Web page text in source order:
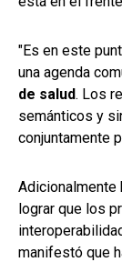
"Es en este
una agenda
de salud. Los
semánticos y
conjuntamente
Adicionalmente
lograr que los
manifestó que